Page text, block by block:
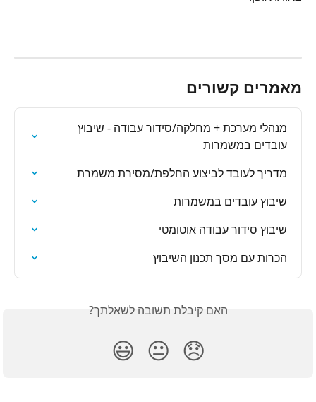
מאמרים קשורים
מנהלי מערכת + מחלקה/סידור עבודה - שיבוץ
עובדים במשמרות
מדריך לעובד לביצוע החלפת/מסירת משמרת
שיבוץ עובדים במשמרות
שיבוץ סידור עבודה אוטומטי
הכרות עם מסך תכנון השיבוץ
האם קיבלת תשובה לשאלתך?
😞
😐
😃